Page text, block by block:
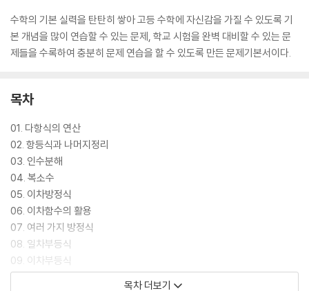
수학의 기본 실력을 탄탄히 쌓아 고등 수학에 자신감을 가질 수 있도록 기
본 개념을 많이 연습할 수 있는 문제, 학교 시험을 완벽 대비할 수 있는 문
제들을 수록하여 충분히 문제 연습을 할 수 있도록 만든 문제기본서이다.
목차
01. 다항식의 연산
02. 항등식과 나머지정리
03. 인수분해
04. 복소수
05. 이차방정식
06. 이차함수의 활용
07. 여러 가지 방정식
08. 일차부등식
09. 이차부등식
10. 경우의 수
목차 더보기